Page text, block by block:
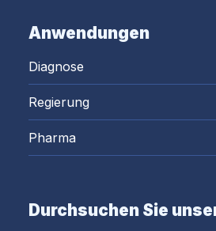
Anwendungen
Diagnose
Regierung
Pharma
Durchsuchen Sie